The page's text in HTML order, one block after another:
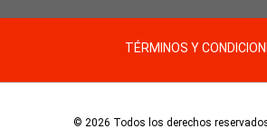
TÉRMINOS Y
© 2026 Todos los derechos